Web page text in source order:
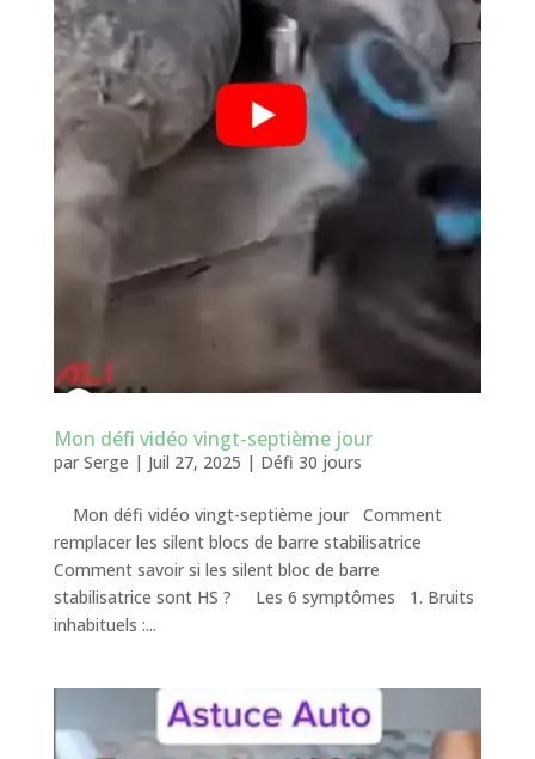
Mon défi vidéo vingt-septième jour
par Serge | Juil 27, 2025 | Défi 30 jours
Mon défi vidéo vingt-septième jour Comment
remplacer les silent blocs de barre stabilisatrice
Comment savoir si les silent bloc de barre
stabilisatrice sont HS ? Les 6 symptômes 1. Bruits
inhabituels :...